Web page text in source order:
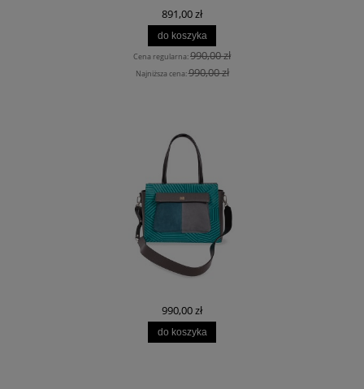
891,00 zł
Cena regularna:990,00 zł
Najniższa cena:990,00 zł
do koszyka
990,00 zł
do koszyka